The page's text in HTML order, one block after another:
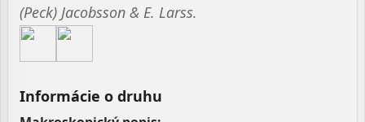
(Peck) Jacobsson & E. Larss.
Informácie o druhu